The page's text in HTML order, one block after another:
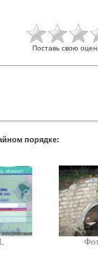
Поставь свою
порядке: